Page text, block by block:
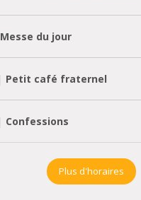
Messe du jour
Petit café fraternel
Confessions
Plus d'horaires